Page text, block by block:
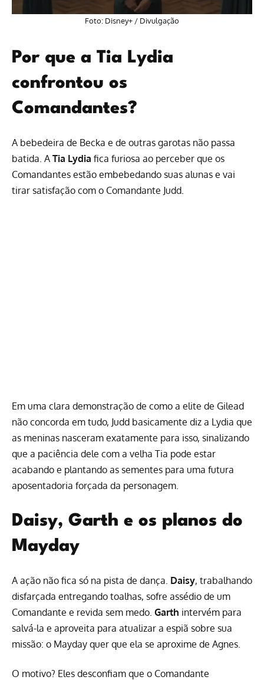
Foto: Disney+ / Divulgação
Por que a Tia Lydia
confrontou os
Comandantes?
A bebedeira de Becka e de outras garotas não passa
batida. A Tia Lydia fica furiosa ao perceber que os
Comandantes estão embebedando suas alunas e vai
tirar satisfação com o Comandante Judd.
Em uma clara demonstração de como a elite de Gilead
não concorda em tudo, Judd basicamente diz a Lydia que
as meninas nasceram exatamente para isso, sinalizando
que a paciência dele com a velha Tia pode estar
acabando e plantando as sementes para uma futura
aposentadoria forçada da personagem.
Daisy, Garth e os planos do
Mayday
A ação não fica só na pista de dança. Daisy, trabalhando
disfarçada entregando toalhas, sofre assédio de um
Comandante e revida sem medo. Garth intervém para
salvá-la e aproveita para atualizar a espiã sobre sua
missão: o Mayday quer que ela se aproxime de Agnes.
O motivo? Eles desconfiam que o Comandante